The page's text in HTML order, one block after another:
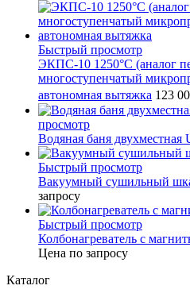
Быстрый просмотр
ЭКПС-10 1250°С (аналог
многоступенчатый
автономная вытяжка 123
просмотр
Водяная баня двухместная
Быстрый просмотр
Вакуумный сушильный
запросу
Быстрый просмотр
Колбонагреватель с
Цена по запросу
Каталог